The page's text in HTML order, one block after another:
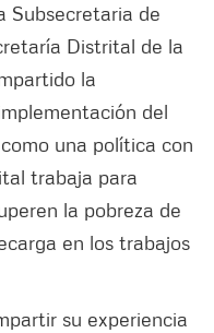
Subsecretaria de
Distrital de la
la
del
una política con
trabaja para
la pobreza de
en los trabajos
su experiencia